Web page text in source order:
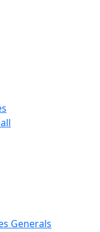
Generals